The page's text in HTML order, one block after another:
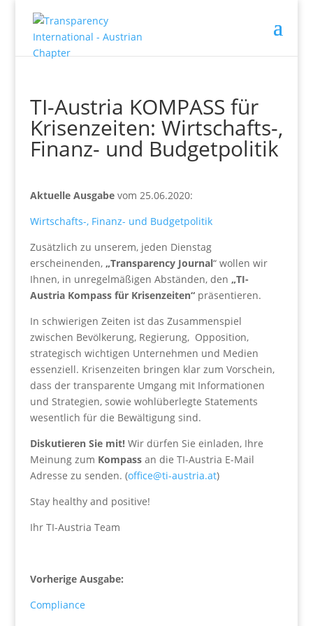
TI-Austria KOMPASS für
Krisenzeiten: Wirtschafts-,
Finanz- und Budgetpolitik
Aktuelle Ausgabevom 25.06.2020:
Wirtschafts-, Finanz- und Budgetpolitik
Zusätzlich zu unserem, jeden Dienstag
erscheinenden, „Transparency Journal“ wollen wir
Ihnen, in unregelmäßigen Abständen, den „TI-
Austria Kompass für Krisenzeiten“präsentieren.
In schwierigen Zeiten ist das Zusammenspiel
zwischen Bevölkerung, Regierung, Opposition,
strategisch wichtigen Unternehmen und Medien
essenziell. Krisenzeiten bringen klar zum Vorschein,
dass der transparente Umgang mit Informationen
und Strategien, sowie wohlüberlegte Statements
wesentlich für die Bewältigung sind.
Diskutieren Sie mit!Wir dürfen Sie einladen, Ihre
Meinung zum Kompassan die TI-Austria E-Mail
Adresse zu senden. (office@ti-austria.at)
Stay healthy and positive!
Ihr TI-Austria Team
Vorherige Ausgabe:
Compliance